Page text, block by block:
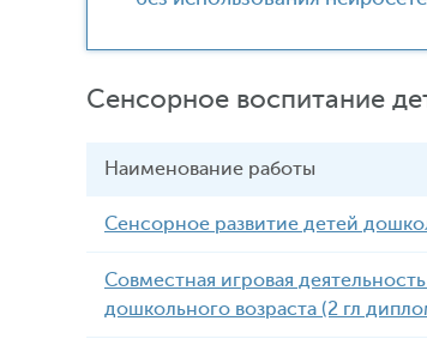
Сенсорное воспитание
Наименование работы
Сенсорное развитие детей
Совместная игровая
дошкольного возраста (2 гл